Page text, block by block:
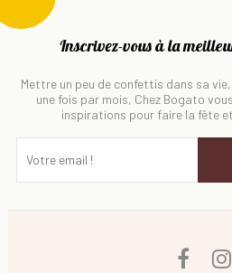
Inscrivez-vous à la
Mettre un peu de confettis dans sa
une fois par mois, Chez Bogato
inspirations pour faire la fête